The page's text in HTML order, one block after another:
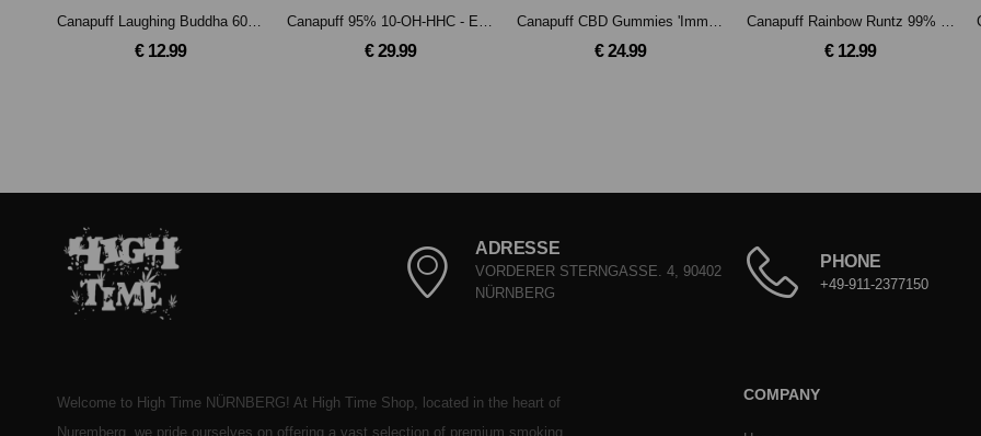
€ 12.99 € 29.99 € 24.99 € 12.99
ADRESSE
VORDERER STERNGASSE. 4, 90402
NÜRNBERG
PHONE
+49-911-2377150
Welcome to High Time NÜRNBERG! At High Time Shop, located in the heart of
Nuremberg, we pride ourselves on offering a vast selection of premium smoking
COMPANY